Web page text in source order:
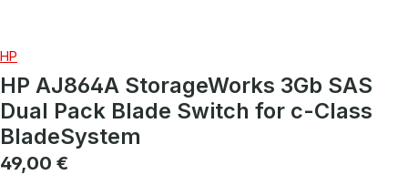
HP
HP AJ864A StorageWorks 3Gb SAS
Dual Pack Blade Switch for c-Class
BladeSystem
Regulärer Preis:
49,00 €